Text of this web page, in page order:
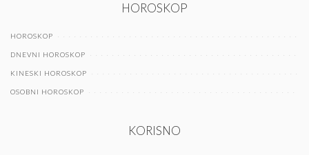
HOROSKOP
HOROSKOP
DNEVNI HOROSKOP
KINESKI HOROSKOP
OSOBNI HOROSKOP
KORISNO